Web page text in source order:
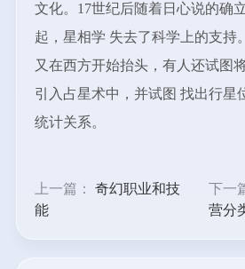
文化。17世纪后随着日心说的确
起，星相学 失去了科学上的支持
又在西方开始抬头，有人还试图
引入占星术中，并试图 找出行星
统计关系。
上一篇：
奇幻职业和技
能
下一
营分